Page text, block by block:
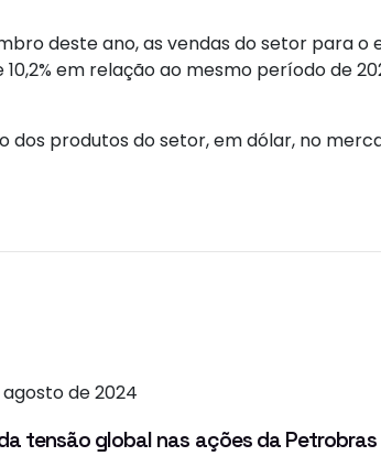
deste ano, as vendas do setor para o
em relação ao mesmo período de
dos produtos do setor, em dólar, no
agosto de 2024
tensão global nas ações da Petrobras